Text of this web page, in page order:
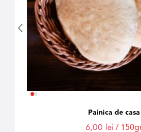
Painica de casa
6,00 lei /